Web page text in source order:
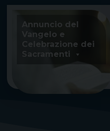
Skip
content
Annuncio del
Vangelo e
Celebrazione dei
Sacramenti